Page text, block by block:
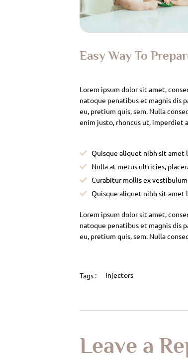
Easy Way To
Lorem ipsum dolor sit amet,
natoque penatibus et magnis dis
eu, pretium quis, sem. Nulla
enim justo, rhoncus ut, imperdiet
Quisque aliquet nibh sit amet
Nulla at metus ultricies,
Curabitur mollis ex vestibulum
Quisque aliquet nibh sit amet
Lorem ipsum dolor sit amet,
natoque penatibus et magnis dis
eu, pretium quis, sem. Nulla
Tags : Injectors
Leave a